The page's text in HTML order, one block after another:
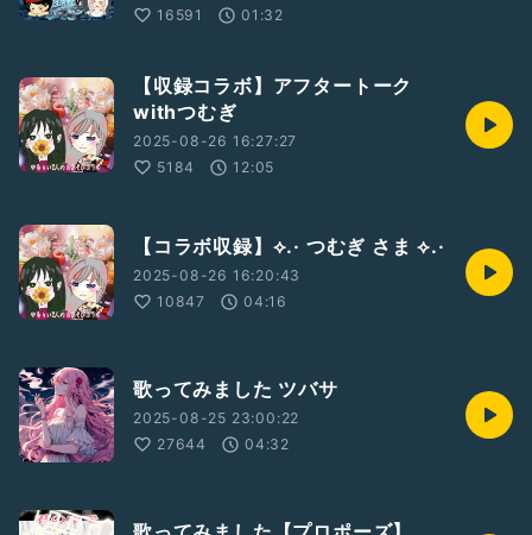
16591
01:32
【収録コラボ】アフタートーク
withつむぎ
2025-08-26 16:27:27
5184
12:05
【コラボ収録】⟡.· つむぎ さま ⟡.·
2025-08-26 16:20:43
10847
04:16
歌ってみました ツバサ
2025-08-25 23:00:22
27644
04:32